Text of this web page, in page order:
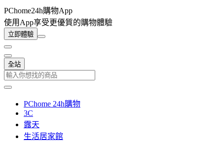
PChome24h購物App
使用App享受更優質的購物體驗
立即體驗
全站
PChome 24h購物
3C
露天
生活居家館